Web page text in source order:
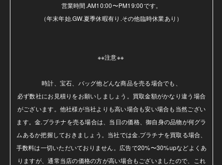
営業時間.AM10:00〜PM19:00です。
（年末年始.GW.夏季休暇有り.その他臨時休業あり）
※※注意※※
時計、宝石、バッグ他どんな商品を売る場合でも、
必ず数社にお見積りをお願いしましょう。買取金額がかなり違う場合
がございます。他社様が当社よりも高い場合も安い場合も当然ござい
ます。金.プラチナを売る場合は、当日の価格、御自身の品物が何グラ
ムあるか把握しておきましょう。当社では金.プラチナを買取る場合、
手数料は一切いただいておりません。広告で20%〜30%upなどよくあ
りますが、通常当店の価格の方が高い場合もございましたので、これ